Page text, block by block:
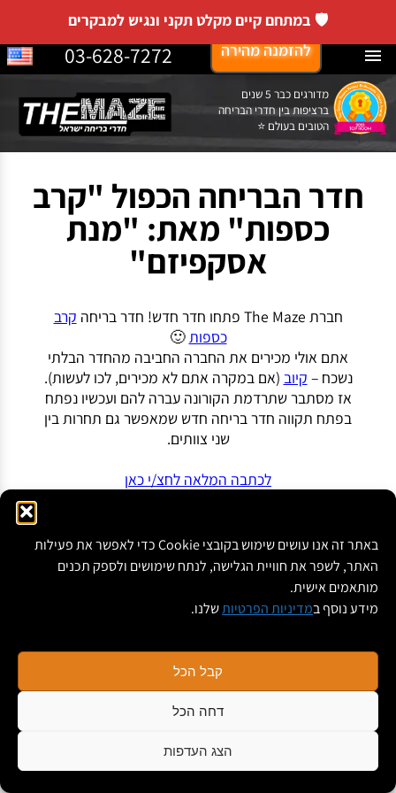
באתר זה אנו עושים שימוש בקובצי Cookie כדי לאפשר את פעילות
האתר, לשפר את חוויית הגלישה, לנתח שימושים ולספק תכנים
מותאמים אישית.
מידע נוסף במדיניות הפרטיותשלנו.
קבל הכל
דחה הכל
הצג העדפות
דלג
לתוכן
🛡️ במתחם קיים מקלט תקני ונגיש למבקרים
Menu
להזמנה מהירה 03-628-7272
מדורגים כבר 5 שנים
ברציפות בין חדרי הבריחה
הטובים בעולם ⭐
חדר הבריחה הכפול "קרב
כספות" מאת: "מנת
אסקפיזם"
חברת The Maze פתחו חדר חדש! חדר בריחה
קרב
כספות🙂
אתם אולי מכירים את החברה החביבה מהחדר הבלתי
נשכח – קיוב (אם במקרה אתם לא מכירים, לכו לעשות).
אז מסתבר שתרדמת הקורונה עברה להם ועכשיו נפתח
בפתח תקווה חדר בריחה חדש שמאפשר גם תחרות בין
שני צוותים.
לכתבה המלאה לחצ/י כאן
הצהרת נגישות
תקנון מועדון הלקוחות
חדר בריחה מומלץ
אסקייפ רום